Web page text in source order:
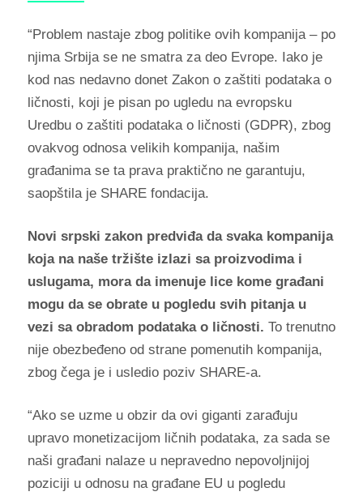
“Problem nastaje zbog politike ovih kompanija – po
njima Srbija se ne smatra za deo Evrope. Iako je
kod nas nedavno donet Zakon o zaštiti podataka o
ličnosti, koji je pisan po ugledu na evropsku
Uredbu o zaštiti podataka o ličnosti (GDPR), zbog
ovakvog odnosa velikih kompanija, našim
građanima se ta prava praktično ne garantuju,
saopštila je SHARE fondacija.
Novi srpski zakon predviđa da svaka kompanija
koja na naše tržište izlazi sa proizvodima i
uslugama, mora da imenuje lice kome građani
mogu da se obratе u pogledu svih pitanja u
vezi sa obradom podataka o ličnosti. To trenutno
nije obezbeđeno od strane pomenutih kompanija,
zbog čega je i usledio poziv SHARE-a.
“Ako se uzme u obzir da ovi giganti zarađuju
upravo monetizacijom ličnih podataka, za sada se
naši građani nalaze u nepravedno nepovoljnijoj
poziciji u odnosu na građane EU u pogledu